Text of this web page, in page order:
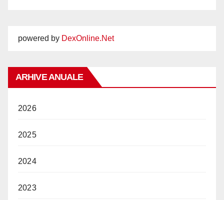
powered by DexOnline.Net
ARHIVE ANUALE
2026
2025
2024
2023